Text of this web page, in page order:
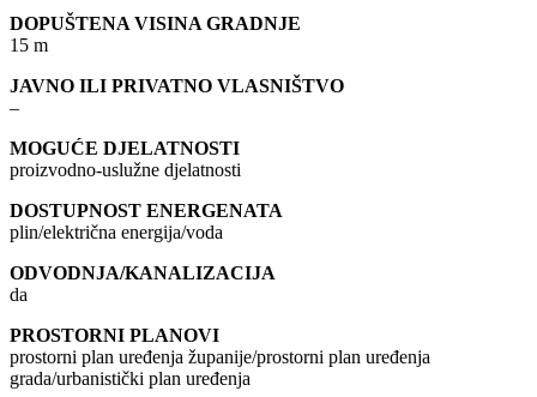
DOPUŠTENA VISINA GRADNJE
15 m
JAVNO ILI PRIVATNO VLASNIŠTVO
–
MOGUĆE DJELATNOSTI
proizvodno-uslužne djelatnosti
DOSTUPNOST ENERGENATA
plin/električna energija/voda
ODVODNJA/KANALIZACIJA
da
PROSTORNI PLANOVI
prostorni plan uređenja županije/prostorni plan uređenja
grada/urbanistički plan uređenja